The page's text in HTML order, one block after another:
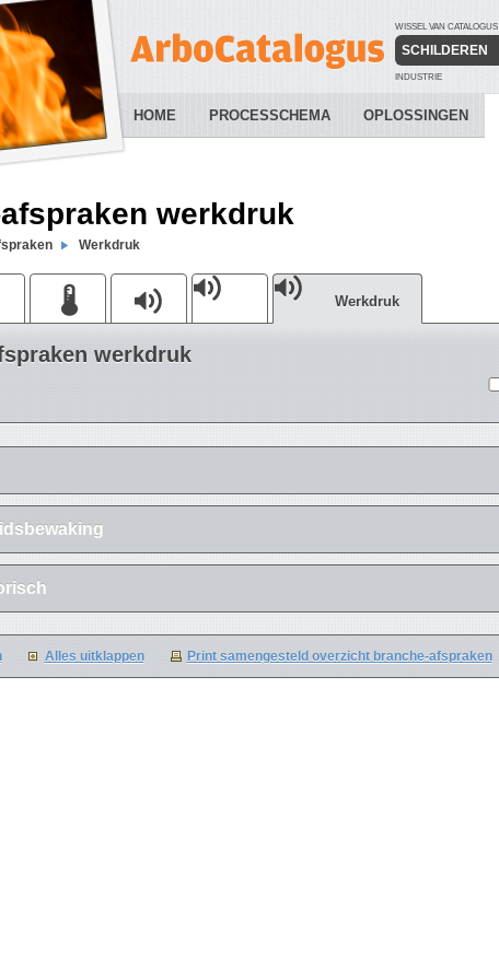
WISSEL VAN CATALOGUS
SCHILDEREN
INDUSTRIE
HOME PROCESSCHEMA OPLOSSINGEN
werkdruk
Werkdruk
Werkdruk
werkdruk
Alles uitklappen Print samengesteld overzicht branche-afspraken